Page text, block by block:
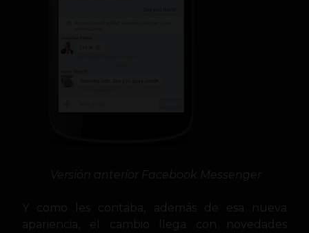
Versión anterior Facebook Messenger
Y como les contaba, además de esa nueva
apariencia, el cambio llega con novedades